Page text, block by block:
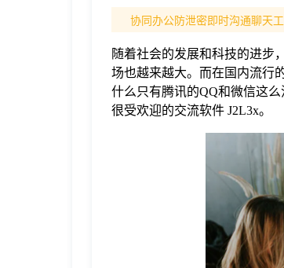
协同办公防泄密即时沟通聊天
随着社会的发展和科技的进步
场也越来越大。而在国内流行
什么只有腾讯的QQ和微信这
很受欢迎的交流软件 J2L3x。